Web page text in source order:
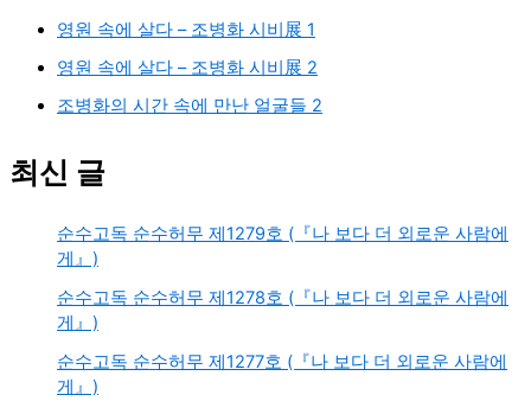
영원 속에 살다 – 조병화 시비展 1
영원 속에 살다 – 조병화 시비展 2
조병화의 시간 속에 만난 얼굴들 2
최신 글
순수고독 순수허무 제1279호 (『나 보다 더 외로운 사람에
게』)
순수고독 순수허무 제1278호 (『나 보다 더 외로운 사람에
게』)
순수고독 순수허무 제1277호 (『나 보다 더 외로운 사람에
게』)